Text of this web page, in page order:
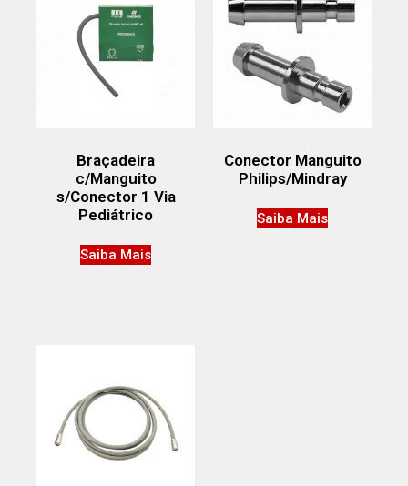
Braçadeira
c/Manguito
s/Conector 1 Via
Pediátrico
Saiba Mais
Conector Manguito
Philips/Mindray
Saiba Mais